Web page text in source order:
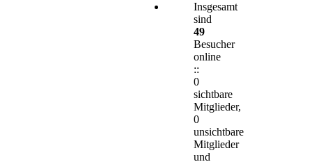
Insgesamt
sind
49
Besucher
online
::
0
sichtbare
Mitglieder,
0
unsichtbare
Mitglieder
und